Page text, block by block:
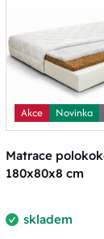
Akce Novinka
Matrace
180x80x8 cm
skladem